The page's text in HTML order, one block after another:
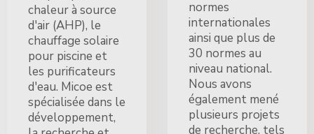
chaleur à source
d'air (AHP), le
chauffage solaire
pour piscine et
les purificateurs
d'eau. Micoe est
spécialisée dans le
développement,
normes
internationales
ainsi que plus de
30 normes au
niveau national.
Nous avons
également mené
plusieurs projets
de recherche, tels